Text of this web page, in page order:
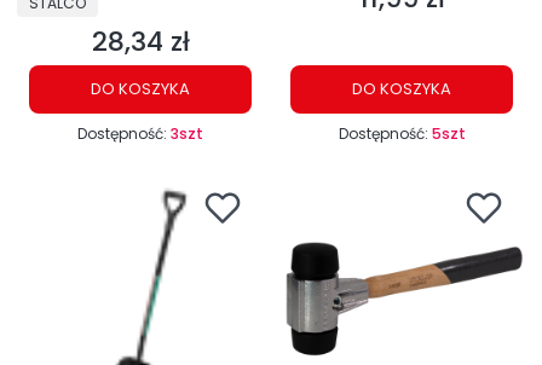
Cena
28,34 zł
DO KOSZYKA
Dostępność: 3szt
DO KOSZYKA
Dostępność: 5szt